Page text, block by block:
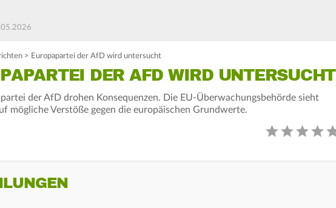
> Europapartei der AfD wird untersucht
DER AFD WIRD UNTERSUCHT
der AfD drohen Konsequenzen. Die EU-Überwachungsbehörde sieht
mögliche Verstöße gegen die europäischen Grundwerte.